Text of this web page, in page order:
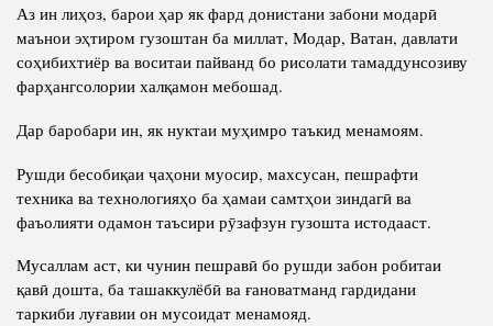
Аз ин лиҳоз, барои ҳар як фард донистани забони модарӣ
маънои эҳтиром гузоштан ба миллат, Модар, Ватан, давлати
соҳибихтиёр ва воситаи пайванд бо рисолати тамаддунсозиву
фарҳангсолории халқамон мебошад.
Дар баробари ин, як нуктаи муҳимро таъкид менамоям.
Рушди бесобиқаи ҷаҳони муосир, махсусан, пешрафти
техника ва технологияҳо ба ҳамаи самтҳои зиндагӣ ва
фаъолияти одамон таъсири рӯзафзун гузошта истодааст.
Мусаллам аст, ки чунин пешравӣ бо рушди забон робитаи
қавӣ дошта, ба ташаккулёбӣ ва ғановатманд гардидани
таркиби луғавии он мусоидат менамояд.